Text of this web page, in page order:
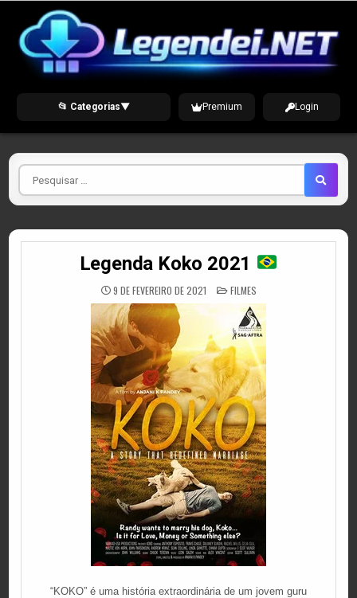
content
📂 Categorias▼ Premium Login
Pesquisar
por
Legenda Koko 2021
9 DE FEVEREIRO DE 2021 POSTED
IN
FILMES
“KOKO” é uma história extraordinária de um jovem guru